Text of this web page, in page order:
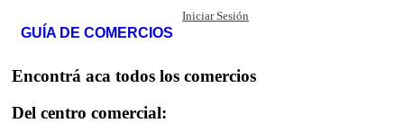
GUÍA DE COMERCIOS
Iniciar Sesión
Encontrá aca todos los comercios
Del centro comercial: